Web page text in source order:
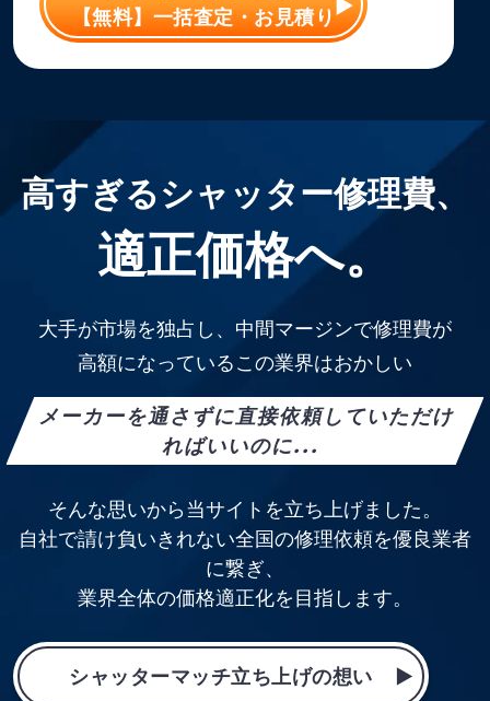
【無料】一括査定・お見積り
高すぎるシャッター修理費、
適正価格へ。
大手が市場を独占し、中間マージンで修理費が
高額になっているこの業界はおかしい
メーカーを通さずに直接依頼していただけ
ればいいのに...
そんな思いから当サイトを立ち上げました。
自社で請け負いきれない全国の修理依頼を優良業者
に繋ぎ、
業界全体の価格適正化を目指します。
シャッターマッチ立ち上げの想い